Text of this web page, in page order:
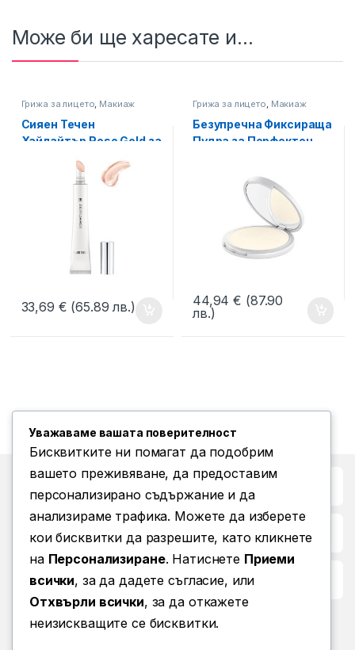
Може би ще харесате и...
Грижа за лицето, Макиаж
Сияен Течен
Хайлайтър Rose Gold за
Перфектен завършек
LR Signature
33,69 € (65.89 лв.)
Грижа за лицето, Макиаж
Безупречна Фиксираща
Пудра за Перфектен
44,94€ (87.90
лв.)
Бърз достъп до
Повече информация
Условия за ползване
Уважаваме вашата поверителност
Бисквитките ни помагат да подобрим
вашето преживяване, да предоставим
персонализирано съдържание и да
анализираме трафика. Можете да изберете
кои бисквитки да разрешите, като кликнете
на Персонализиране. Натиснете Приеми
всички, за да дадете съгласие, или
Отхвърли всички, за да откажете
неизискващите се бисквитки.